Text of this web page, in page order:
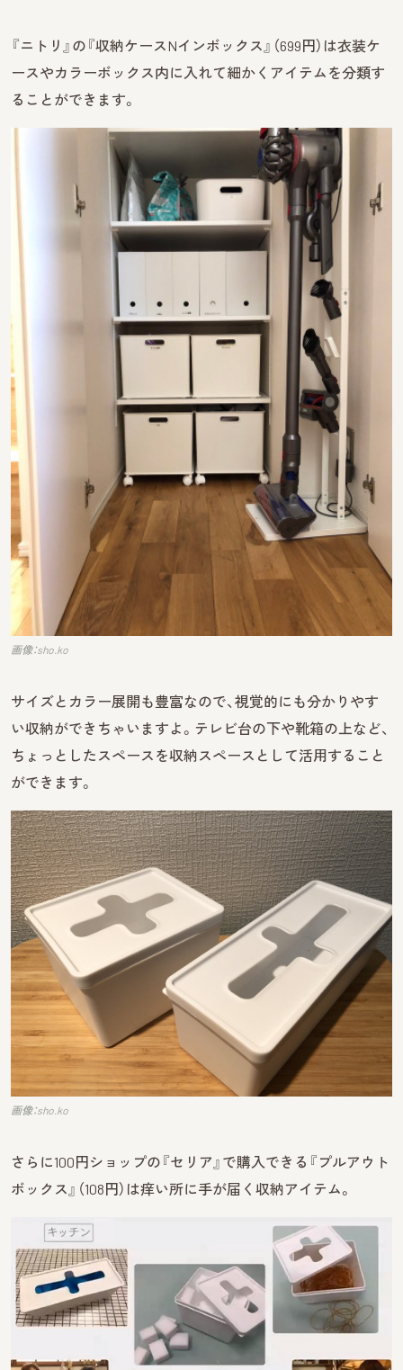
『ニトリ』の『収納ケースNインボックス』（699円）は衣装ケ
ースやカラーボックス内に入れて細かくアイテムを分類す
ることができます。
画像：sho.ko
サイズとカラー展開も豊富なので、視覚的にも分かりやす
い収納ができちゃいますよ。テレビ台の下や靴箱の上など、
ちょっとしたスペースを収納スペースとして活用すること
ができます。
画像：sho.ko
さらに100円ショップの『セリア』で購入できる『プルアウト
ボックス』（108円）は痒い所に手が届く収納アイテム。